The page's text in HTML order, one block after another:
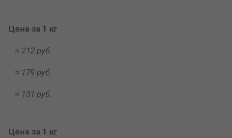
Цена за 1 кг
≈ 212 руб.
≈ 179 руб.
≈ 131 руб.
Цена за 1 кг